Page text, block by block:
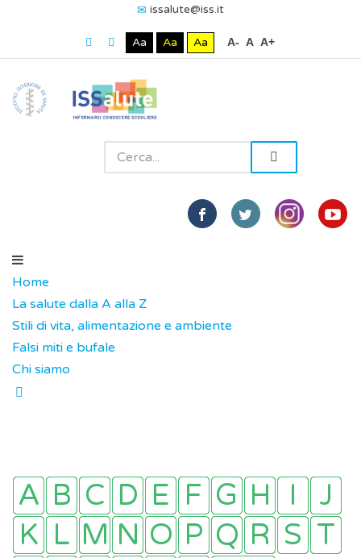
issalute@iss.it
Aa Aa Aa A- A A+
Home
La salute dalla A alla Z
Stili di vita, alimentazione e ambiente
Falsi miti e bufale
Chi siamo